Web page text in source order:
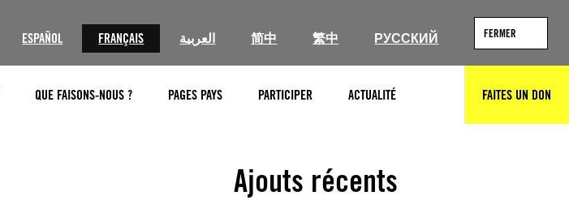
ESPAÑOL FRANÇAIS العربية 简中 繁中 РУССКИЙ FERMER
QUE FAISONS-NOUS ? PAGES PAYS PARTICIPER ACTUALITÉ RECHERCHERFAITES UN DON
Ajouts récents